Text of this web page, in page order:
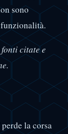
sono
citate e
la corsa